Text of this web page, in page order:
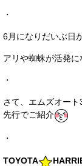
店舗情報
会社概要
スタッフ
・
6月になりだいぶ日
アリや蜘蛛が活発に
・
さて、エムズオー
先行でご紹介
・
TOYOTA